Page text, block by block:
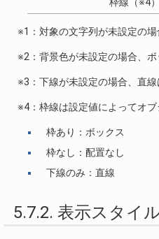
※1：対象の文字列が未設定の
※2：背景色が未設定の場合、ボ
※3：下線が未設定の場合、直線
※4：枠線は設定値によってオ
枠あり：ボックス
枠なし：配置なし
下線のみ：直線
5.7.2. 表示スタイ